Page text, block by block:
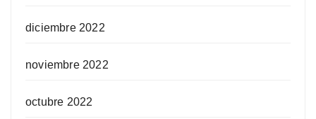
diciembre 2022
noviembre 2022
octubre 2022